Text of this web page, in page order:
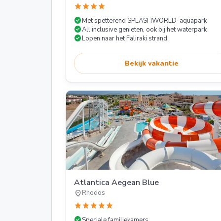
starstarstarstar
check_circleMet spetterend SPLASHWORLD-aquapark
check_circleAll inclusive genieten, ook bij het waterpark
check_circleLopen naar het Faliraki strand
Bekijk vakantie
Atlantica Aegean Blue
location_onRhodos
starstarstarstarstar